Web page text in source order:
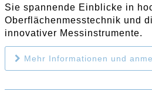
Sie spannende Einblicke in
Oberflächenmesstechnik und
innovativer Messinstrumente.
Mehr Informationen und